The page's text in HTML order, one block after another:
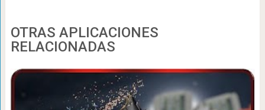
OTRAS APLICACIONES
RELACIONADAS